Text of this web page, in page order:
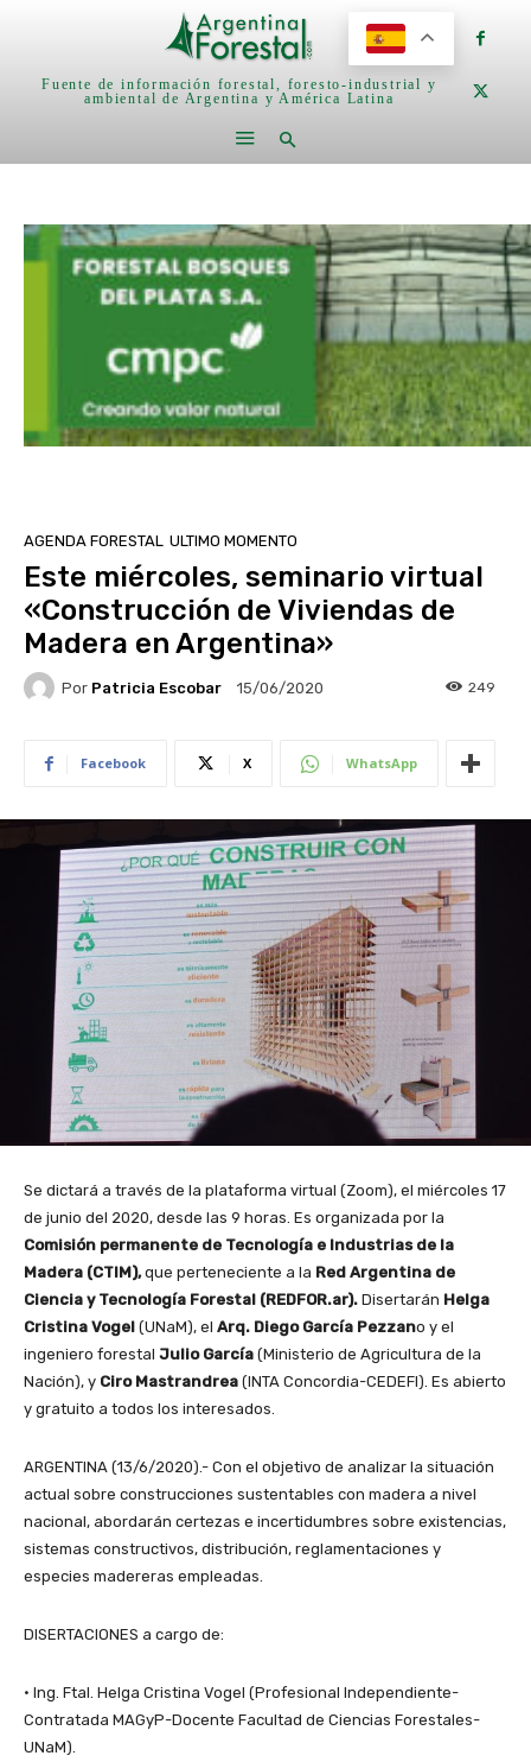
Fuente de información forestal, foresto-industrial y
ambiental de Argentina y América Latina
AGENDA FORESTAL ULTIMO MOMENTO
Este miércoles, seminario virtual
«Construcción de Viviendas de
Madera en Argentina»
Por Patricia Escobar 15/06/2020 249
Facebook X WhatsApp
Se dictará a través de la plataforma virtual (Zoom), el miércoles 17
de junio del 2020, desde las 9 horas. Es organizada por la
Comisión permanente de Tecnología e Industrias de la
Madera (CTIM),que perteneciente a la Red Argentina de
Ciencia y Tecnología Forestal (REDFOR.ar). Disertarán Helga
Cristina Vogel (UNaM), el Arq. Diego García Pezzano y el
ingeniero forestal Julio García (Ministerio de Agricultura de la
Nación), y Ciro Mastrandrea (INTA Concordia-CEDEFI). Es abierto
y gratuito a todos los interesados.
ARGENTINA (13/6/2020).- Con el objetivo de analizar la situación
actual sobre construcciones sustentables con madera a nivel
nacional, abordarán certezas e incertidumbres sobre existencias,
sistemas constructivos, distribución, reglamentaciones y
especies madereras empleadas.
DISERTACIONES a cargo de:
• Ing. Ftal. Helga Cristina Vogel (Profesional Independiente-
Contratada MAGyP-Docente Facultad de Ciencias Forestales-
UNaM).